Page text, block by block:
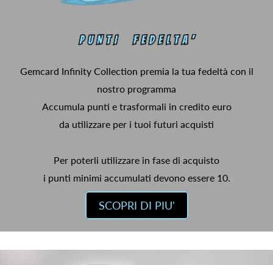
Gemcard Infinity Collection premia la tua fedeltà con il
nostro programma
Accumula punti e trasformali in credito euro
da utilizzare per i tuoi futuri acquisti
Per poterli utilizzare in fase di acquisto
i punti minimi accumulati devono essere 10.
SCOPRI DI PIU'